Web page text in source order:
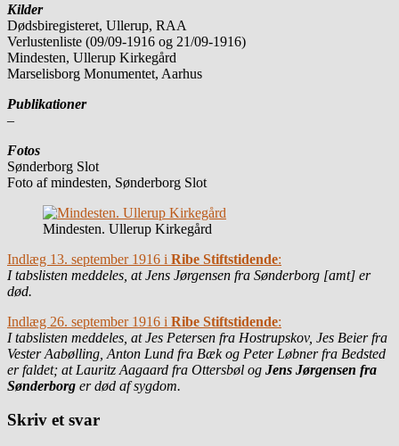
Kilder
Dødsbiregisteret, Ullerup, RAA
Verlustenliste (09/09-1916 og 21/09-1916)
Mindesten, Ullerup Kirkegård
Marselisborg Monumentet, Aarhus
Publikationer
–
Fotos
Sønderborg Slot
Foto af mindesten, Sønderborg Slot
Mindesten. Ullerup Kirkegård
Indlæg 13. september 1916 i Ribe Stiftstidende:
I tabslisten meddeles, at Jens Jørgensen fra Sønderborg [amt] er
død.
Indlæg 26. september 1916 i Ribe Stiftstidende:
I tabslisten meddeles, at Jes Petersen fra Hostrupskov, Jes Beier fra
Vester Aabølling, Anton Lund fra Bæk og Peter Løbner fra Bedsted
er faldet; at Lauritz Aagaard fra Ottersbøl og Jens Jørgensen fra
Sønderborg er død af sygdom.
Skriv et svar